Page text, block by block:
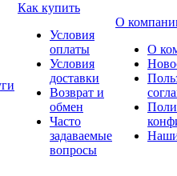
Как купить
Условия
оплаты
Условия
доставки
Возврат и
обмен
Часто
задаваемые
вопросы
О
О